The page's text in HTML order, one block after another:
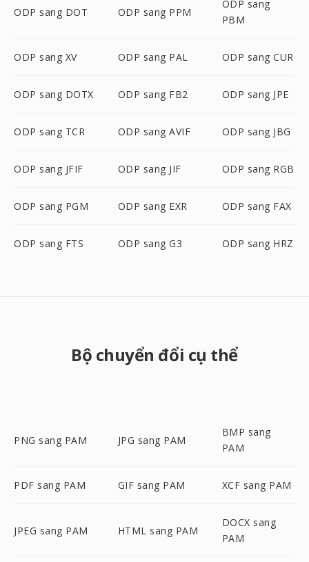
ODP sang DOT ODP sang PPM
ODP sang
PBM
ODP sang XV ODP sang PAL ODP sang CUR
ODP sang DOTX ODP sang FB2 ODP sang JPE
ODP sang TCR ODP sang AVIF ODP sang JBG
ODP sang JFIF ODP sang JIF ODP sang RGB
ODP sang PGM ODP sang EXR ODP sang FAX
ODP sang FTS ODP sang G3 ODP sang HRZ
Bộ chuyển đổi cụ thể
PNG sang PAM JPG sang PAM
BMP sang
PAM
PDF sang PAM GIF sang PAM XCF sang PAM
JPEG sang PAM HTML sang PAM
DOCX sang
PAM